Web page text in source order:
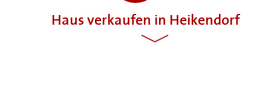
Haus verkaufen in Heikendorf